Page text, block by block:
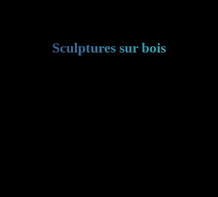
Sculptures sur bois